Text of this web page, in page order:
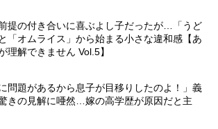
提の付き合いに喜ぶよし子だったが…「うど
「オムライス」から始まる小さな違和感【あ
理解できません Vol.5】
に問題があるから息子が目移りしたのよ！」義
きの見解に唖然…嫁の高学歴が原因だと主